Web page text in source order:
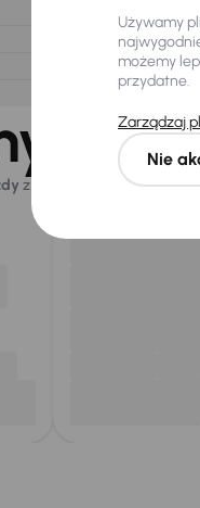
dla
z naszej oferty. Kupimy
Używamy
możemy
przydatne.
Zarządzaj
Nie